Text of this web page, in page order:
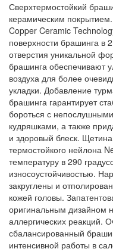
Сверхтермостойкий
керамическим
Copper Ceramic
поверхности брашинга в
отверстия уникальной
брашинга обеспечивают
воздуха для более
укладки. Добавление
брашинга гарантирует
бороться с
кудряшками, а также
и здоровый блеск.
термостойкого нейлона
температуру в 290
износоустойчивостью.
закруглены и
кожей головы.
оригинальным дизайном
аллергических реакций.
сбалансированный
интенсивной работы в